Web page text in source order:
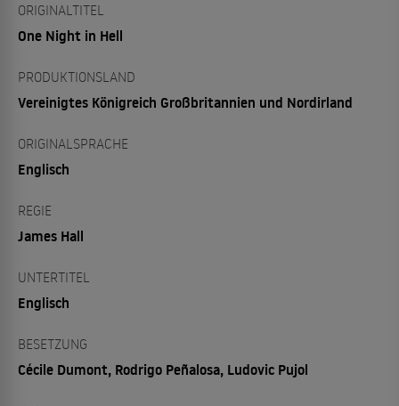
ORIGINALTITEL
One Night in Hell
PRODUKTIONSLAND
Vereinigtes Königreich Großbritannien und Nordirland
ORIGINALSPRACHE
Englisch
REGIE
James Hall
UNTERTITEL
Englisch
BESETZUNG
Cécile Dumont, Rodrigo Peñalosa, Ludovic Pujol